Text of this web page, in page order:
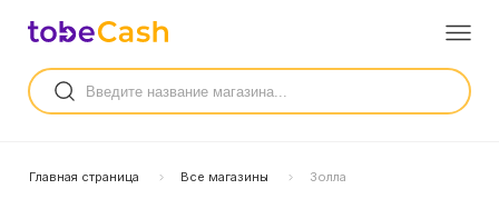
Главная страница Все магазины Золла